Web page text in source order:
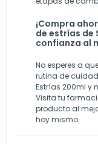
¡Compra
de estrías de
confianza al
No esperes a
rutina de
Estrías 200ml y
Visita tu
producto al
hoy mismo.